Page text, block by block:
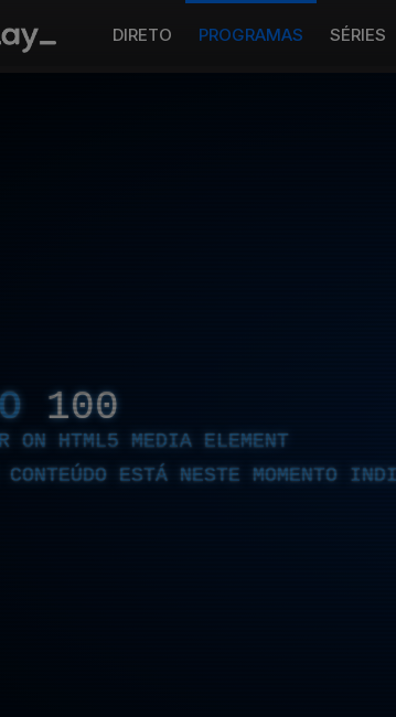
DIRETO PROGRAMAS SÉRIES
100
ON HTML5 MEDIA ELEMENT
CONTEÚDO ESTÁ NESTE MOMENTO